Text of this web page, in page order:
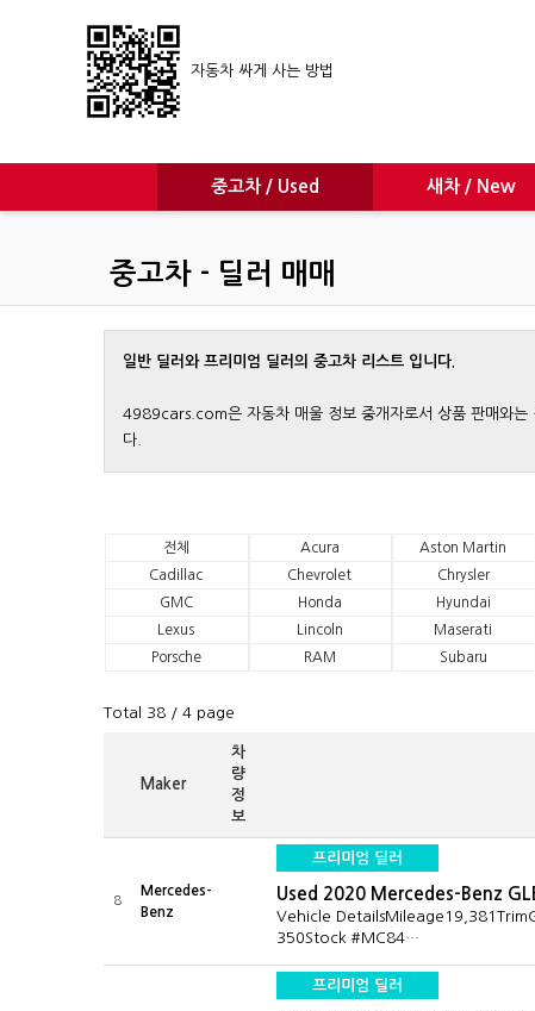
자동차 싸게 사는 방법
중고차 / Used 새차 / New
중고차 - 딜러 매매
일반 딜러와 프리미엄 딜러의 중고차 리스트 입니다.
4989cars.com은 자동차 매울 정보 중개자로서 상품 판매와는
다.
전체 Acura Aston Martin
Cadillac
Chevrolet Chrysler
GMC
Honda Hyundai
Lexus
Lincoln Maserati
Porsche
RAM Subaru
Total 38 / 4 page
Maker
차
량
정
보
8
Mercedes-
Benz
프리미엄 딜러
Used 2020 Mercedes-Benz
Vehicle
350Stock #MC84…
프리미엄 딜러